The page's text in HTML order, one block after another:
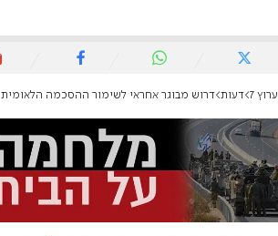
ערוץ 7 דעות דרוש מבוגר אחראי לשימור ההסכמה הלאומית